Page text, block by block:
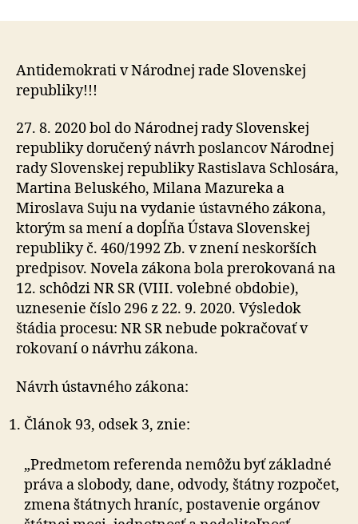
ktorí
demokracii
Antidemokrati v Národnej rade Slovenskej
republiky!!!
27. 8. 2020 bol do Národnej rady Slovenskej
republiky doručený návrh poslancov Národnej
rady Slovenskej republiky Rastislava Schlosára,
Martina Beluského, Milana Mazureka a
Miroslava Suju na vydanie ústavného zákona,
ktorým sa mení a dopĺňa Ústava Slovenskej
republiky č. 460/1992 Zb. v znení neskorších
predpisov. Novela zákona bola prerokovaná na
12. schôdzi NR SR (VIII. volebné obdobie),
uznesenie číslo 296 z 22. 9. 2020. Výsledok
štádia procesu: NR SR nebude pokračovať v
rokovaní o návrhu zákona.
Návrh ústavného zákona:
Článok 93, odsek 3, znie:
„Predmetom referenda nemôžu byť základné
práva a slobody, dane, odvody, štátny rozpočet,
zmena štátnych hraníc, postavenie orgánov